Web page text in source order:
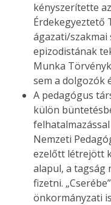
kényszerítette
Érdekegyeztető
ágazati/szakmai
epizodistának
Munka
sem a dolgozók
A pedagógus
külön
Nemzeti
ezelőtt létrejött
alapul, a tagság
fizetni.
önkormányzati